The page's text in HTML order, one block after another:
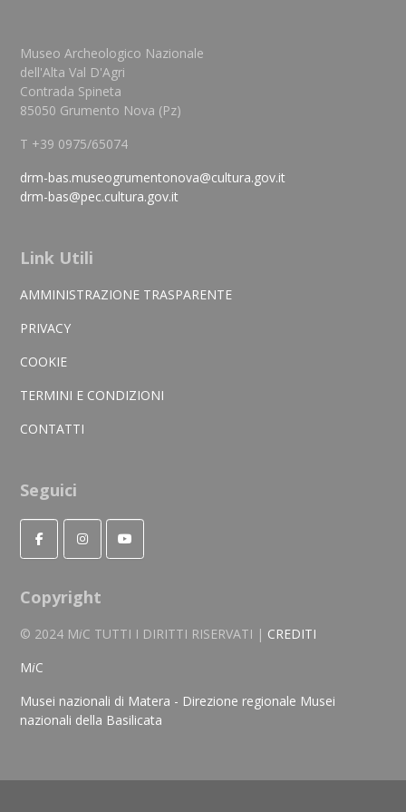
Museo Archeologico Nazionale
dell'Alta Val D'Agri
Contrada Spineta
85050 Grumento Nova (Pz)
T +39 0975/65074
drm-bas.museogrumentonova@cultura.gov.it
drm-bas@pec.cultura.gov.it
Link Utili
AMMINISTRAZIONE TRASPARENTE
PRIVACY
COOKIE
TERMINI E CONDIZIONI
CONTATTI
Seguici
Copyright
© 2024 MiC TUTTI I DIRITTI RISERVATI | CREDITI
MiC
Musei nazionali di Matera - Direzione regionale Musei
nazionali della Basilicata